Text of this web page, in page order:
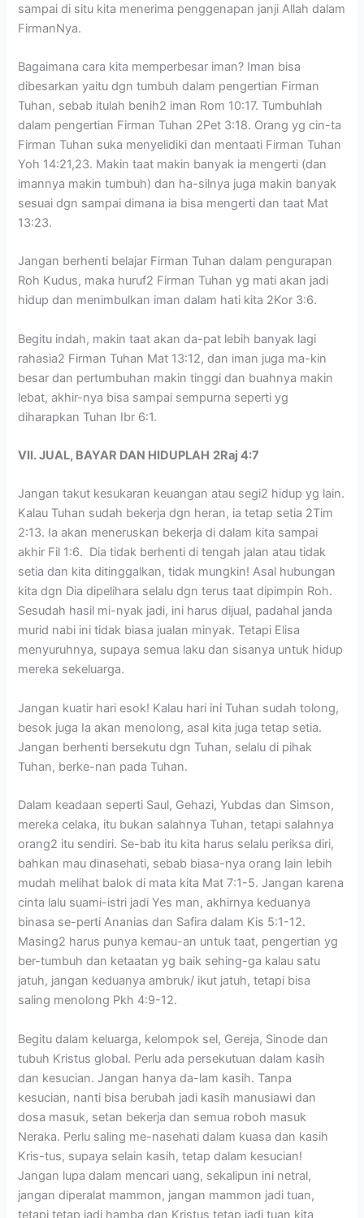
sampai di situ kita menerima penggenapan janji Allah dalam
FirmanNya.
Bagaimana cara kita memperbesar iman? Iman bisa
dibesarkan yaitu dgn tumbuh dalam pengertian Firman
Tuhan, sebab itulah benih2 iman Rom 10:17. Tumbuhlah
dalam pengertian Firman Tuhan 2Pet 3:18. Orang yg cin-ta
Firman Tuhan suka menyelidiki dan mentaati Firman Tuhan
Yoh 14:21,23. Makin taat makin banyak ia mengerti (dan
imannya makin tumbuh) dan ha-silnya juga makin banyak
sesuai dgn sampai dimana ia bisa mengerti dan taat Mat
13:23.
Jangan berhenti belajar Firman Tuhan dalam pengurapan
Roh Kudus, maka huruf2 Firman Tuhan yg mati akan jadi
hidup dan menimbulkan iman dalam hati kita 2Kor 3:6.
Begitu indah, makin taat akan da-pat lebih banyak lagi
rahasia2 Firman Tuhan Mat 13:12, dan iman juga ma-kin
besar dan pertumbuhan makin tinggi dan buahnya makin
lebat, akhir-nya bisa sampai sempurna seperti yg
diharapkan Tuhan Ibr 6:1.
VII. JUAL, BAYAR DAN HIDUPLAH 2Raj 4:7
Jangan takut kesukaran keuangan atau segi2 hidup yg lain.
Kalau Tuhan sudah bekerja dgn heran, ia tetap setia 2Tim
2:13. Ia akan meneruskan bekerja di dalam kita sampai
akhir Fil 1:6. Dia tidak berhenti di tengah jalan atau tidak
setia dan kita ditinggalkan, tidak mungkin! Asal hubungan
kita dgn Dia dipelihara selalu dgn terus taat dipimpin Roh.
Sesudah hasil mi-nyak jadi, ini harus dijual, padahal janda
murid nabi ini tidak biasa jualan minyak. Tetapi Elisa
menyuruhnya, supaya semua laku dan sisanya untuk hidup
mereka sekeluarga.
Jangan kuatir hari esok! Kalau hari ini Tuhan sudah tolong,
besok juga Ia akan menolong, asal kita juga tetap setia.
Jangan berhenti bersekutu dgn Tuhan, selalu di pihak
Tuhan, berke-nan pada Tuhan.
Dalam keadaan seperti Saul, Gehazi, Yubdas dan Simson,
mereka celaka, itu bukan salahnya Tuhan, tetapi salahnya
orang2 itu sendiri. Se-bab itu kita harus selalu periksa diri,
bahkan mau dinasehati, sebab biasa-nya orang lain lebih
mudah melihat balok di mata kita Mat 7:1-5. Jangan karena
cinta lalu suami-istri jadi Yes man, akhirnya keduanya
binasa se-perti Ananias dan Safira dalam Kis 5:1-12.
Masing2 harus punya kemau-an untuk taat, pengertian yg
ber-tumbuh dan ketaatan yg baik sehing-ga kalau satu
jatuh, jangan keduanya ambruk/ ikut jatuh, tetapi bisa
saling menolong Pkh 4:9-12.
Begitu dalam keluarga, kelompok sel, Gereja, Sinode dan
tubuh Kristus global. Perlu ada persekutuan dalam kasih
dan kesucian. Jangan hanya da-lam kasih. Tanpa
kesucian, nanti bisa berubah jadi kasih manusiawi dan
dosa masuk, setan bekerja dan semua roboh masuk
Neraka. Perlu saling me-nasehati dalam kuasa dan kasih
Kris-tus, supaya selain kasih, tetap dalam kesucian!
Jangan lupa dalam mencari uang, sekalipun ini netral,
jangan diperalat mammon, jangan mammon jadi tuan,
tetapi tetap jadi hamba dan Kristus tetap jadi tuan kita